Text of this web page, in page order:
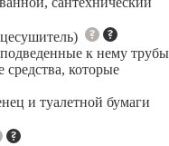
к нему трубы
которые
и туалетной бумаги